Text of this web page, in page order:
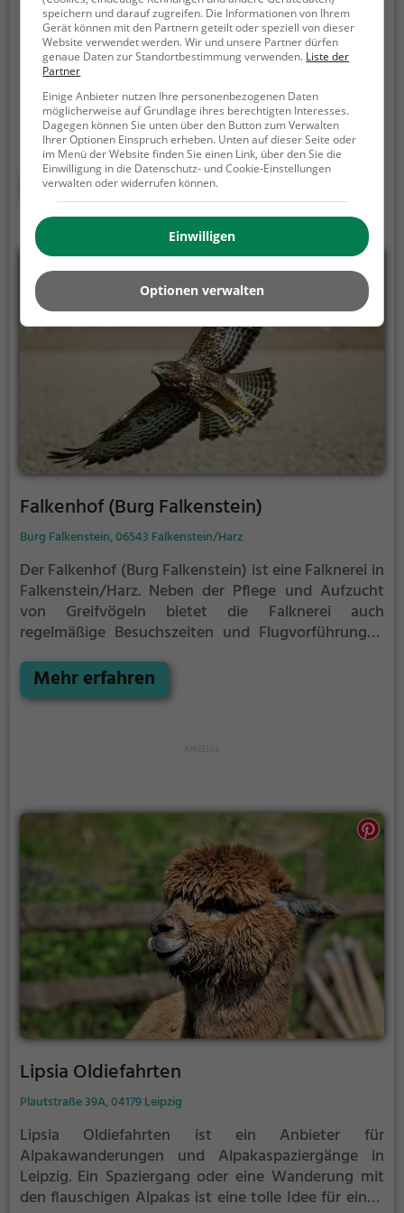
Tiergarten Delitzsch
Rosental 60, 04509 Delitzsch
Der Tiergarten Delitzsch ist ein kleinerer Zoo in der
nordsächsischen Stadt Delitzsch. Auf einer Fläche
von etwa vier Hektar leben rund 600 Tiere in 120
verschiedenen Arten. Die Anlage in der Loberaue,
nordwestlich des Stadtparks, besteht seit 1968.
Mehr erfahren
Falkenhof (Burg Falkenstein)
Burg Falkenstein, 06543 Falkenstein/Harz
Der Falkenhof (Burg Falkenstein) ist eine Falknerei in
Falkenstein/Harz. Neben der Pflege und Aufzucht
von Greifvögeln bietet die Falknerei auch
regelmäßige Besuchszeiten und Flugvorführungen
du auf der Website
Mehr erfahren
Lipsia Oldiefahrten
Plautstraße 39A, 04179 Leipzig
Lipsia Oldiefahrten ist ein Anbieter für
Alpakawanderungen und Alpakaspaziergänge in
Leipzig. Ein Spaziergang oder eine Wanderung mit
den flauschigen Alpakas ist eine tolle Idee für einen
speichern und darauf zugreifen. Die Informationen von Ihrem
Gerät können mit den Partnern geteilt oder speziell von dieser
Website verwendet werden. Wir und unsere Partner dürfen
genaue Daten zur Standortbestimmung verwenden. Liste der
Partner
Einige Anbieter nutzen Ihre personenbezogenen Daten
möglicherweise auf Grundlage ihres berechtigten Interesses.
Dagegen können Sie unten über den Button zum Verwalten
Ihrer Optionen Einspruch erheben. Unten auf dieser Seite oder
im Menü der Website finden Sie einen Link, über den Sie die
Einwilligung in die Datenschutz- und Cookie-Einstellungen
verwalten oder widerrufen können.
Einwilligen
Optionen verwalten